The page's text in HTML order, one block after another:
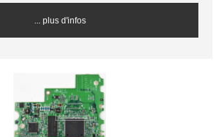
... plus d'infos